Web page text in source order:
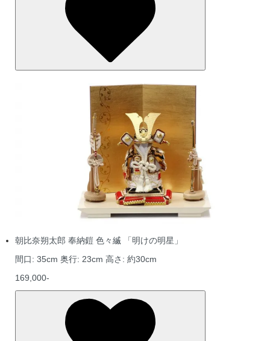
朝比奈朔太郎 奉納鎧 色々縅 「明けの明星」
間口: 35cm 奥行: 23cm 高さ: 約30cm
169,000-